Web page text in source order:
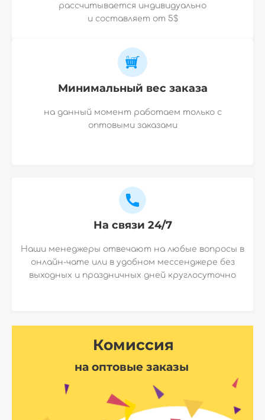
рассчитывается индивидуально
и составляет от 5$
Минимальный вес заказа
на данный момент работаем только с
оптовыми заказами
На связи 24/7
Наши менеджеры отвечают на любые вопросы в
онлайн-чате или в удобном мессенджере без
выходных и праздничных дней круглосуточно
Комиссия
на оптовые заказы